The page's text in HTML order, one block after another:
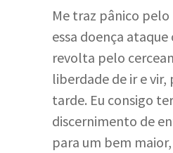
Me traz pânico
essa doença ataque
revolta pelo
liberdade de ir e vir,
tarde. Eu consigo
discernimento de
para um bem